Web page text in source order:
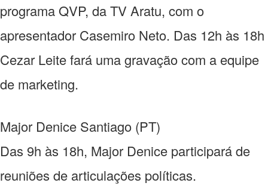
programa QVP, da TV Aratu, com o
apresentador Casemiro Neto. Das 12h às 18h
Cezar Leite fará uma gravação com a equipe
de marketing.
Major Denice Santiago (PT)
Das 9h às 18h, Major Denice participará de
reuniões de articulações políticas.